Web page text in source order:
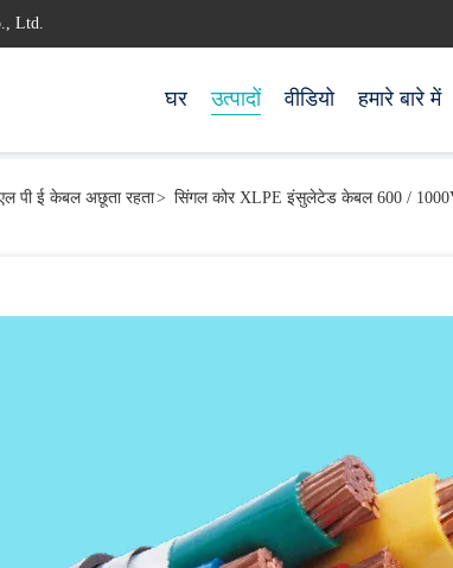
Ltd.
घर उत्पादों वीडियो हमारे बारे में
पी ई केबल अछूता रहता> सिंगल कोर XLPE इंसुलेटेड केबल 600 /